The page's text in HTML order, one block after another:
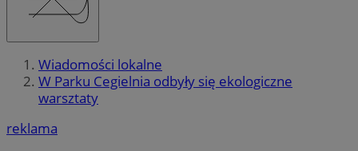
Wiadomości lokalne
W Parku Cegielnia odbyły się ekologiczne
warsztaty
reklama